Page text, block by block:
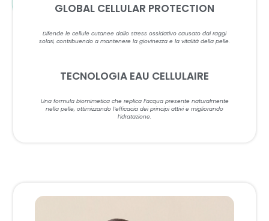
GLOBAL CELLULAR PROTECTION
Difende le cellule cutanee dallo stress ossidativo causato dai raggi
solari, contribuendo a mantenere la giovinezza e la vitalità della pelle.
TECNOLOGIA EAU CELLULAIRE
Una formula biomimetica che replica l’acqua presente naturalmente
nella pelle, ottimizzando l’efficacia dei principi attivi e migliorando
l’idratazione.